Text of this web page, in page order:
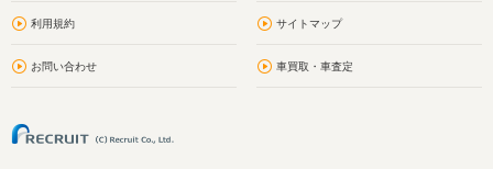
利用規約 サイトマップ
お問い合わせ 車買取・車査定